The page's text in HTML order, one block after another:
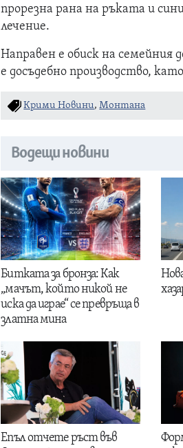
прорезна рана на ръката и
лечение.
Направен е обиск на семейния
е досъдебно производство,
Крими Новини,Монтана
Водещи новини
Битката за бронза: Как
„мачът, който никой не
иска да играе“ се превръща в
златна мина
Епъл отчете ръст във